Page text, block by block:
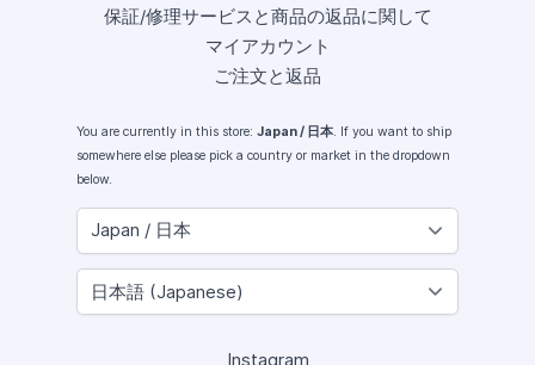
保証/修理サービスと商品の返品に関して
マイアカウント
ご注文と返品
You are currently in this store: Japan / 日本. If you want to ship
somewhere else please pick a country or market in the dropdown
below.
Instagram